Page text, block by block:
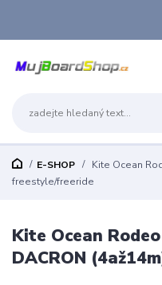
E-SHOP
Kite Ocean
freestyle/freeride
Kite Ocean
DACRON